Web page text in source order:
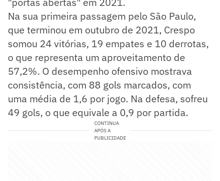
Na sua primeira passagem pelo São Paulo,
que terminou em outubro de 2021, Crespo
somou 24 vitórias, 19 empates e 10 derrotas,
o que representa um aproveitamento de
57,2%. O desempenho ofensivo mostrava
consistência, com 88 gols marcados, com
uma média de 1,6 por jogo. Na defesa, sofreu
49 gols, o que equivale a 0,9 por partida.
CONTINUA
APÓS A
PUBLICIDADE